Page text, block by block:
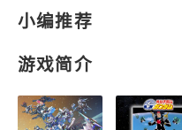
小编推荐
游戏简介